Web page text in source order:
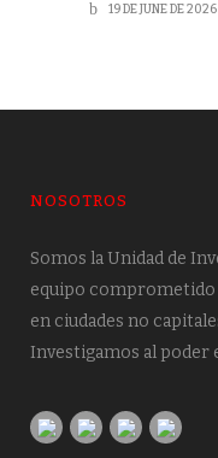
19 DE JUNE DE 2026
NOSOTROS
Somos la Unidad de
equipo
en ciudades no
Investigamos al